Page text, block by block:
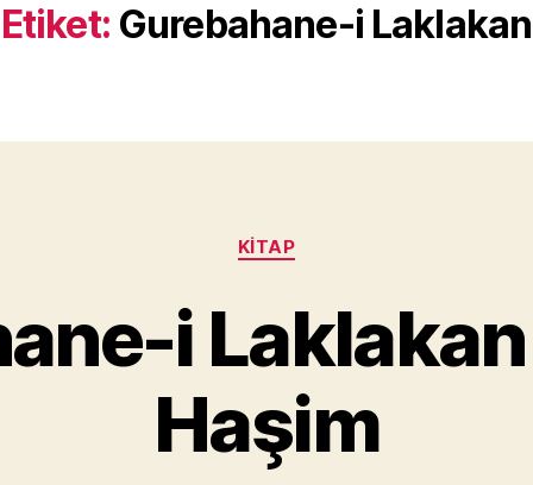
Etiket: Gurebahane-i Laklakan
Kategoriler
KITAP
i
Haşim
z
M